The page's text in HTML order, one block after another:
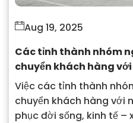
Aug 19, 2025
Các tỉnh thành nhóm
chuyển khách hàng
nhất
Việc các tỉnh thành
chuyển khách hàng với
phục đời sống, kinh tế –